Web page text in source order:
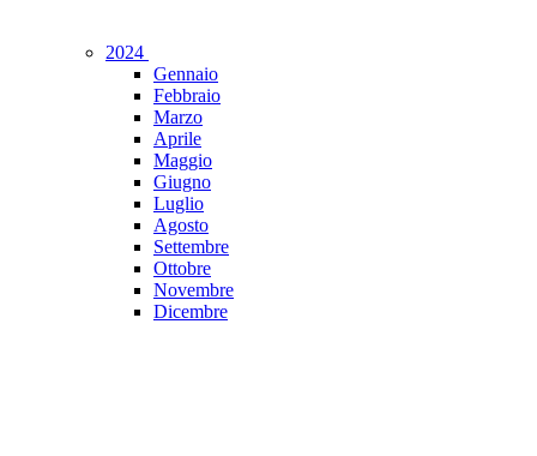
2024
Gennaio
Febbraio
Marzo
Aprile
Maggio
Giugno
Luglio
Agosto
Settembre
Ottobre
Novembre
Dicembre